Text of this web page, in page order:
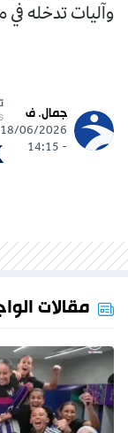
وآليات تدخله في
جمال. ف
18/06/2026
- 14:15
مقالات